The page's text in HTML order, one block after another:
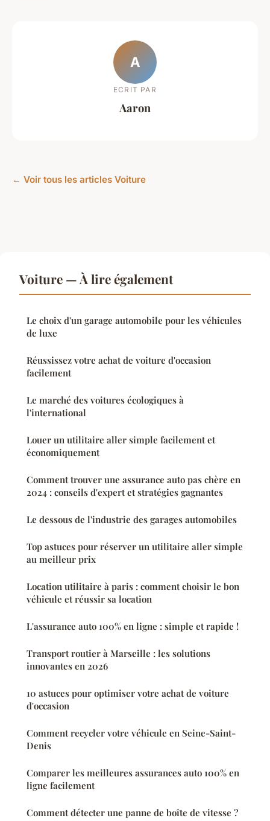
A
ECRIT PAR
Aaron
← Voir tous les articles Voiture
Voiture — À lire également
Le choix d'un garage automobile pour les véhicules
de luxe
Réussissez votre achat de voiture d'occasion
facilement
Le marché des voitures écologiques à
l'international
Louer un utilitaire aller simple facilement et
économiquement
Comment trouver une assurance auto pas chère en
2024 : conseils d'expert et stratégies gagnantes
Le dessous de l'industrie des garages automobiles
Top astuces pour réserver un utilitaire aller simple
au meilleur prix
Location utilitaire à paris : comment choisir le bon
véhicule et réussir sa location
L'assurance auto 100% en ligne : simple et rapide !
Transport routier à Marseille : les solutions
innovantes en 2026
10 astuces pour optimiser votre achat de voiture
d'occasion
Comment recycler votre véhicule en Seine-Saint-
Denis
Comparer les meilleures assurances auto 100% en
ligne facilement
Comment détecter une panne de boîte de vitesse ?